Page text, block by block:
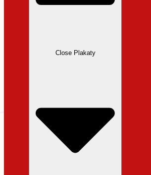
Close Plakaty